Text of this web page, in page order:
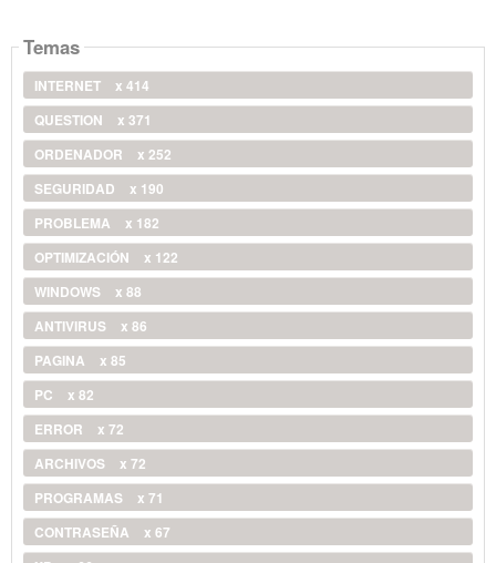
Temas
INTERNET
x 414
QUESTION
x 371
ORDENADOR
x 252
SEGURIDAD
x 190
PROBLEMA
x 182
OPTIMIZACIÓN
x 122
WINDOWS
x 88
ANTIVIRUS
x 86
PAGINA
x 85
PC
x 82
ERROR
x 72
ARCHIVOS
x 72
PROGRAMAS
x 71
CONTRASEÑA
x 67